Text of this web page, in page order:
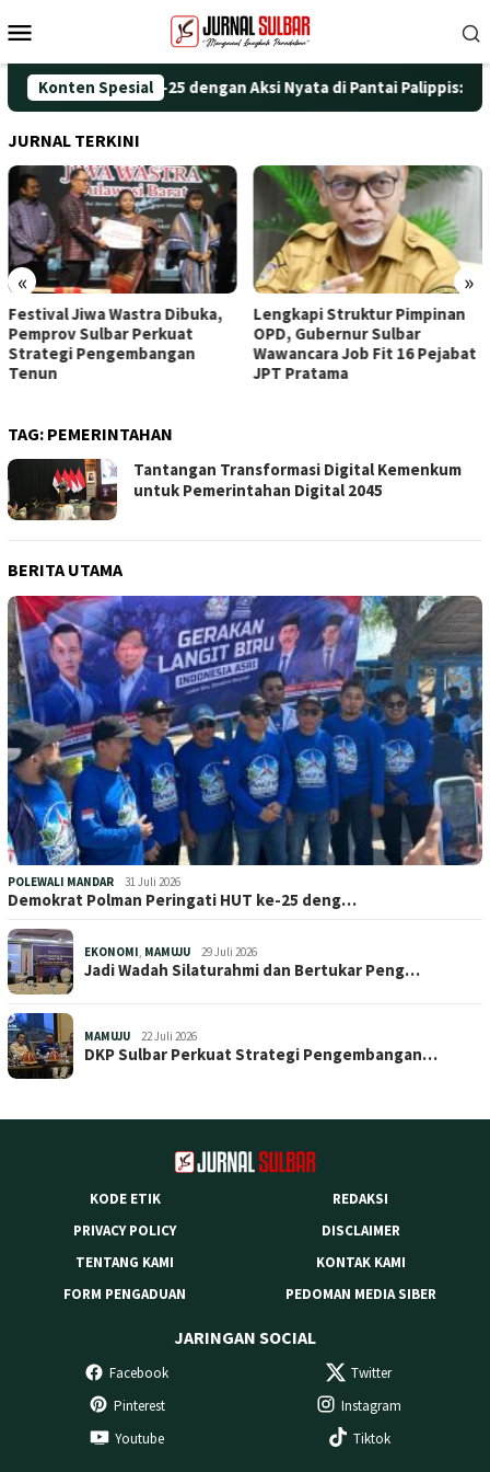
ke
Mobile
Konten Spesial
HUT ke-25 dengan Aksi Nyata di Pantai Palippis:
JURNAL TERKINI
« »
Festival Jiwa Wastra Dibuka,
Pemprov Sulbar Perkuat
Strategi Pengembangan
Tenun
Lengkapi Struktur Pimpinan
OPD, Gubernur Sulbar
Wawancara Job Fit 16 Pejabat
JPT Pratama
TAG: PEMERINTAHAN
Tantangan Transformasi Digital Kemenkum
untuk Pemerintahan Digital 2045
BERITA UTAMA
POLEWALI MANDAR 31 Juli 2026
Demokrat Polman Peringati HUT ke-25 deng…
EKONOMI, MAMUJU 29 Juli 2026
Jadi Wadah Silaturahmi dan Bertukar Peng…
MAMUJU 22 Juli 2026
DKP Sulbar Perkuat Strategi Pengembangan…
KODE ETIK
REDAKSI
PRIVACY POLICY
DISCLAIMER
TENTANG KAMI
KONTAK KAMI
FORM PENGADUAN
PEDOMAN MEDIA SIBER
JARINGAN SOCIAL
Facebook
Twitter
Pinterest
Instagram
Youtube
Tiktok